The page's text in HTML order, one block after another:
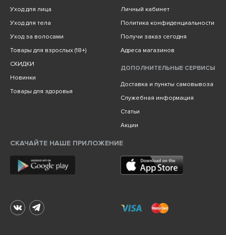
Уход для лица
Уход для тела
Уход за волосами
Товары для взрослых (18+)
СКИДКИ
Новинки
Товары для здоровья
Личный кабинет
Политика конфиденциальности
Получи заказ сегодня
Адреса магазинов
ДОПОЛНИТЕЛЬНЫЕ СЕРВИСЫ
Доставка и пункты самовывоза
Служебная информация
Статьи
Акции
СКАЧАЙТЕ НАШЕ ПРИЛОЖЕНИЕ